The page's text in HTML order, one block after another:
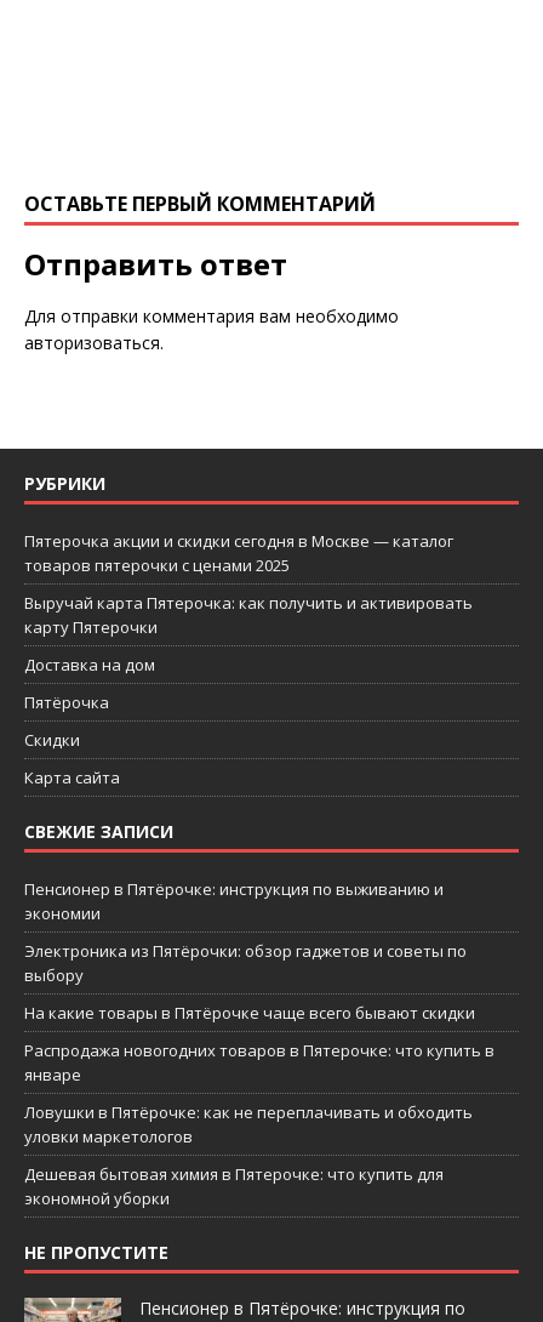
ОСТАВЬТЕ ПЕРВЫЙ КОММЕНТАРИЙ
Отправить ответ
Для отправки комментария вам необходимо
авторизоваться.
РУБРИКИ
Пятерочка акции и скидки сегодня в Москве — каталог
товаров пятерочки с ценами 2025
Выручай карта Пятерочка: как получить и активировать
карту Пятерочки
Доставка на дом
Пятёрочка
Скидки
Карта сайта
СВЕЖИЕ ЗАПИСИ
Пенсионер в Пятёрочке: инструкция по выживанию и
экономии
Электроника из Пятёрочки: обзор гаджетов и советы по
выбору
На какие товары в Пятёрочке чаще всего бывают скидки
Распродажа новогодних товаров в Пятерочке: что купить в
январе
Ловушки в Пятёрочке: как не переплачивать и обходить
уловки маркетологов
Дешевая бытовая химия в Пятерочке: что купить для
экономной уборки
НЕ ПРОПУСТИТЕ
Пенсионер в Пятёрочке: инструкция по